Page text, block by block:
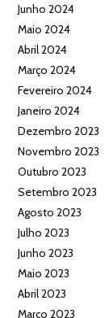
Junho 2024
Maio 2024
Abril 2024
Março 2024
Fevereiro 2024
Janeiro 2024
Dezembro 2023
Novembro 2023
Outubro 2023
Setembro 2023
Agosto 2023
Julho 2023
Junho 2023
Maio 2023
Abril 2023
Março 2023